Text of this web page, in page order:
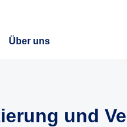
Über uns
und